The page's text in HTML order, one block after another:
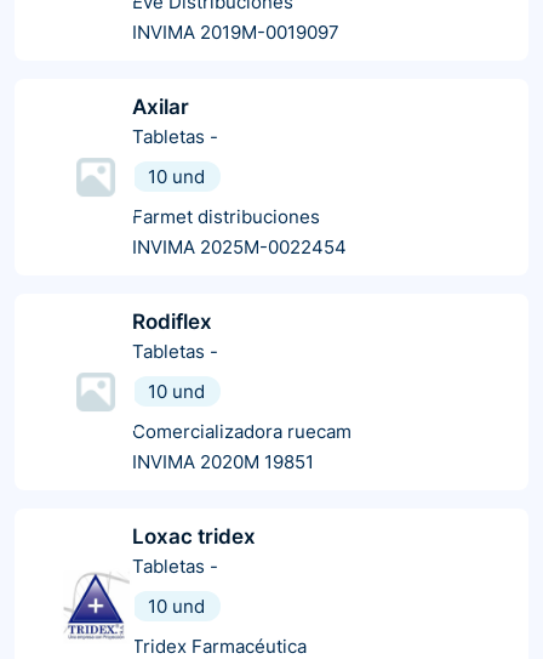
INVIMA 2019M-0019097
Axilar
Tabletas -
10 und
Farmet distribuciones
INVIMA 2025M-0022454
Rodiflex
Tabletas -
10 und
Comercializadora ruecam
INVIMA 2020M 19851
Loxac tridex
Tabletas -
10 und
Tridex Farmacéutica